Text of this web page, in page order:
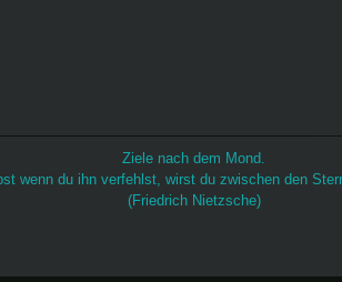
Ziele nach dem Mond.
wenn du ihn verfehlst, wirst du zwischen den
(Friedrich Nietzsche)